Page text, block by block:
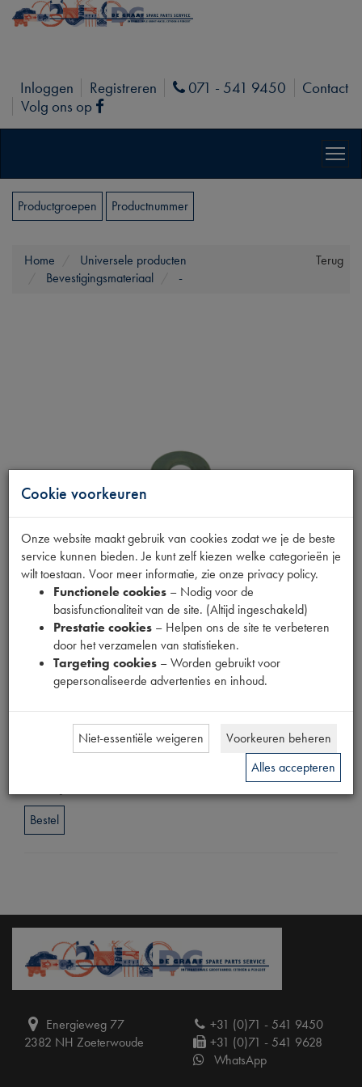
Inloggen Registreren Phone
071 - 541 9450
Contact
Volg ons op
Facebook
Productgroepen Productnummer
Terug
Home
Universele producten
Bevestigingsmateriaal
-
CAR.RING M12x36
Bestel
Energieweg 77
2382 NH Zoeterwoude
+31 (0)71 - 541 9450
+31 (0)71 - 541 9628
WhatsApp
Cookie voorkeuren
Onze website maakt gebruik van cookies zodat we je de beste
service kunnen bieden. Je kunt zelf kiezen welke categorieën je
wilt toestaan. Voor meer informatie, zie onze privacy policy.
Functionele cookies – Nodig voor de
basisfunctionaliteit van de site. (Altijd ingeschakeld)
Prestatie cookies – Helpen ons de site te verbeteren
door het verzamelen van statistieken.
Targeting cookies – Worden gebruikt voor
gepersonaliseerde advertenties en inhoud.
Niet-essentiële weigeren
Voorkeuren beheren
Alles accepteren